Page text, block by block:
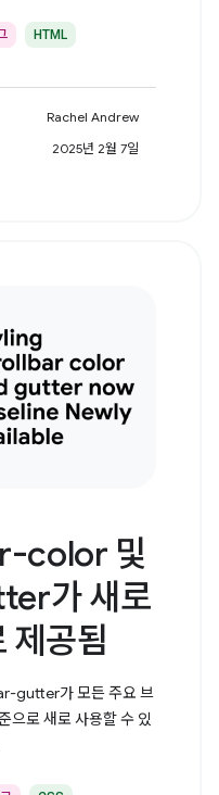
HTML
Rachel Andrew
2025년 2월 7일
color 및
가 새로
제공됨
gutter가 모든 주요 브
으로 새로 사용할 수 있